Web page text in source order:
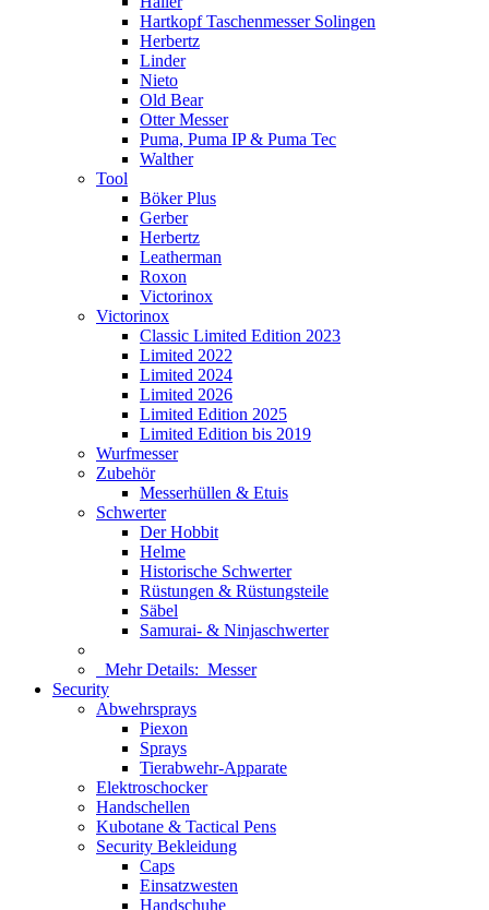
Hartkopf Taschenmesser Solingen
Herbertz
Linder
Nieto
Old Bear
Otter Messer
Puma, Puma IP & Puma Tec
Walther
Tool
Böker Plus
Gerber
Herbertz
Leatherman
Roxon
Victorinox
Victorinox
Classic Limited Edition 2023
Limited 2022
Limited 2024
Limited 2026
Limited Edition 2025
Limited Edition bis 2019
Wurfmesser
Zubehör
Messerhüllen & Etuis
Schwerter
Der Hobbit
Helme
Historische Schwerter
Rüstungen & Rüstungsteile
Säbel
Samurai- & Ninjaschwerter
Mehr Details: Messer
Security
Abwehrsprays
Piexon
Sprays
Tierabwehr-Apparate
Elektroschocker
Handschellen
Kubotane & Tactical Pens
Security Bekleidung
Caps
Einsatzwesten
Handschuhe